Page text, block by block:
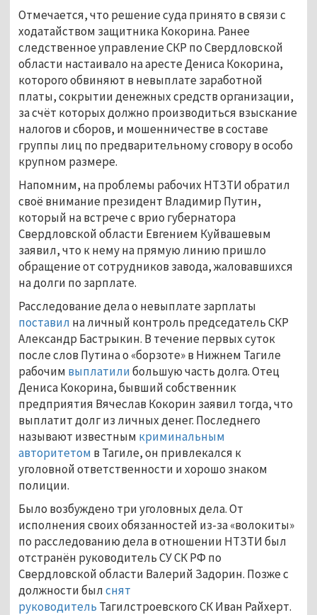
Отмечается, что решение суда принято в связи с
ходатайством защитника Кокорина. Ранее
следственное управление СКР по Свердловской
области настаивало на аресте Дениса Кокорина,
которого обвиняют в невыплате заработной
платы, сокрытии денежных средств организации,
за счёт которых должно производиться взыскание
налогов и сборов, и мошенничестве в составе
группы лиц по предварительному сговору в особо
крупном размере.
Напомним, на проблемы рабочих НТЗТИ обратил
своё внимание президент Владимир Путин,
который на встрече с врио губернатора
Свердловской области Евгением Куйвашевым
заявил, что к нему на прямую линию пришло
обращение от сотрудников завода, жаловавшихся
на долги по зарплате.
Расследование дела о невыплате зарплаты
поставил на личный контроль председатель СКР
Александр Бастрыкин. В течение первых суток
после слов Путина о «борзоте» в Нижнем Тагиле
рабочим выплатилибольшую часть долга. Отец
Дениса Кокорина, бывший собственник
предприятия Вячеслав Кокорин заявил тогда, что
выплатит долг из личных денег. Последнего
называют известным криминальным
авторитетом в Тагиле, он привлекался к
уголовной ответственности и хорошо знаком
полиции.
Было возбуждено три уголовных дела. От
исполнения своих обязанностей из-за «волокиты»
по расследованию дела в отношении НТЗТИ был
отстранён руководитель СУ СК РФ по
Свердловской области Валерий Задорин. Позже с
должности былснят
руководитель Тагилстроевского СК Иван Райхерт.